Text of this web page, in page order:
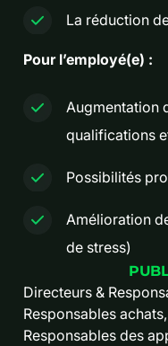
La réduction
Pour l’employé(e) :
Augmentation
qualifications
Possibilités
Amélioration
de stress)
Directeurs &
Responsables
Responsables des